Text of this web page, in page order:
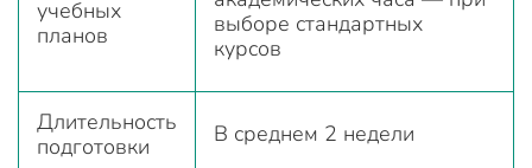
учебных
планов
выборе стандартных
курсов
Длительность
подготовки
В среднем 2 недели